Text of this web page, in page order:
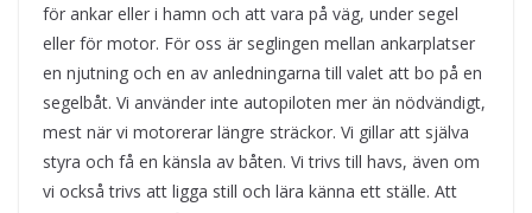
för ankar eller i hamn och att vara på väg, under segel
eller för motor. För oss är seglingen mellan ankarplatser
en njutning och en av anledningarna till valet att bo på en
segelbåt. Vi använder inte autopiloten mer än nödvändigt,
mest när vi motorerar längre sträckor. Vi gillar att själva
styra och få en känsla av båten. Vi trivs till havs, även om
vi också trivs att ligga still och lära känna ett ställe. Att